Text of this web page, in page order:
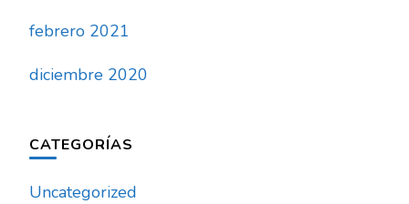
febrero 2021
diciembre 2020
CATEGORÍAS
Uncategorized